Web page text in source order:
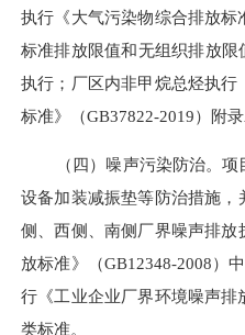
执行《大气污染物综合排放标
标准排放限值和无组织排放
执行；厂区内非甲烷总烃执行
标准》
（GB37822-2019） 附录
（四）噪声污染防治。项
设备加装减振垫等防治措施 ，
侧、西侧、南侧厂界噪声排放
放标准》
（GB12348-2008）
行 《工业企业厂界环境噪声排
类标准。